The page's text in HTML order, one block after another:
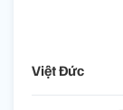
Việt Đức